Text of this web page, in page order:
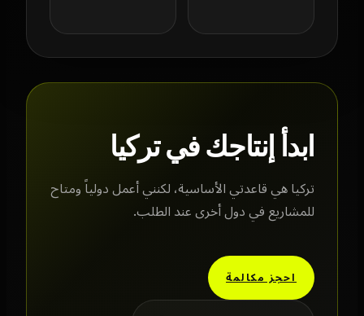
ابدأ إنتاجك في تركيا
تركيا هي قاعدتي الأساسية، لكنني أعمل دولياً ومتاح
للمشاريع في دول أخرى عند الطلب.
احجز مكالمة